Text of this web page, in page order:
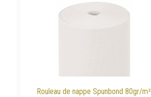
Rouleau de nappe Spunbond 80gr/m²